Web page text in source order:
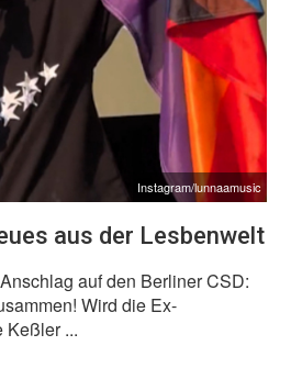
Instagram/lunnaamusic
aus der Lesbenwelt
auf den Berliner CSD:
Wird die Ex-
Keßler ...